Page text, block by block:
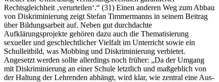
Rechtsgleichheit ‚verurteilen‘.“ (31) Einen anderen Weg zum Abbau
von Diskriminierung zeigt Stefan Timmermanns in seinem Beitrag
über Bildungsarbeit auf. Neben gut durchdachte
Aufklärungsprojekte gehören dazu auch die Thematisierung
sexueller und geschlechtlicher Vielfalt im Unterricht sowie ein
Schulleitbild, was Mobbing und Diskriminierung verbietet.
Angesetzt werden sollte allerdings noch früher: „Da der Umgang
mit Diskriminierung an einer Schule letztlich und maßgeblich von
der Haltung der Lehrenden abhängt, wird klar, wie zentral eine Aus‑